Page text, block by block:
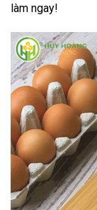
làm ngay!